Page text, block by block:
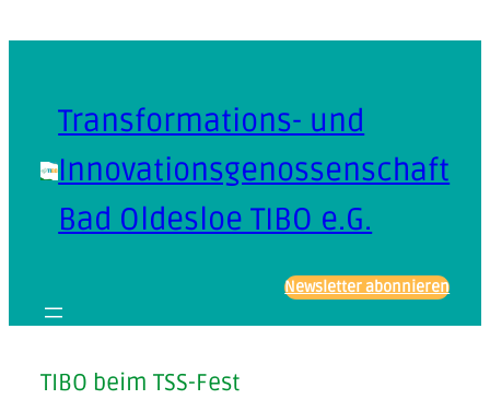
Transformations- und
Innovationsgenossenschaft
Bad Oldesloe TIBO e.G.
Newsletter abonnieren
TIBO beim TSS-Fest